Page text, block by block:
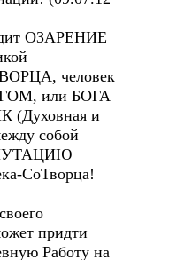
ОЗАРЕНИЕ
человек
или БОГА
(Духовная и
собой
СоТворца!
придти
Работу на